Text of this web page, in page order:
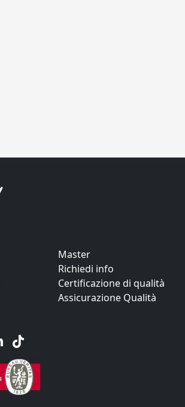
Master
Richiedi info
Certificazione di qualità
Assicurazione Qualità